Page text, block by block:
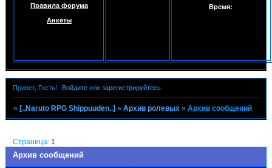
Правила форума
Анкеты
Время:
Привет, Гость! Войдите илизарегистрируйтесь
»[..Naruto RPG Shippuuden..] »Архив ролевых »Архив сообщений
Архив сообщений
Страница:1